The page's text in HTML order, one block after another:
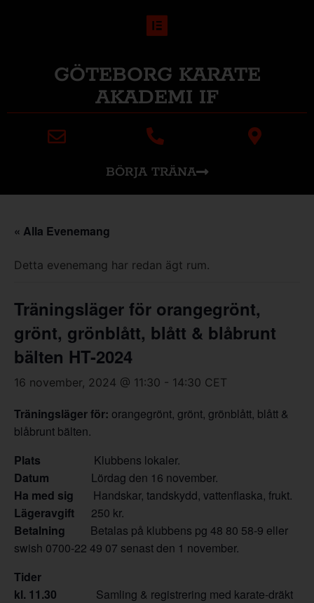
GÖTEBORG KARATE
AKADEMI IF
BÖRJA TRÄNA
« Alla Evenemang
Detta evenemang har redan ägt rum.
Träningsläger för orangegrönt,
grönt, grönblått, blått & blåbrunt
bälten HT-2024
16 november, 2024 @ 11:30 - 14:30 CET
Träningsläger för: orangegrönt, grönt, grönblått, blått &
blåbrunt bälten.
Plats Klubbens lokaler.
Datum
Lördag den 16 november.
Ha med sig
Handskar, tandskydd, vattenflaska, frukt.
Lägeravgift 250 kr.
Betalning Betalas på klubbens pg 48 80 58-9 eller
swish 0700-22 49 07 senast den 1 november.
Tider
kl. 11.30 Samling & registrering med karate-dräkt